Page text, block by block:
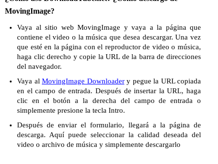
MovingImage?
Vaya al sitio web MovingImage y vaya a la página que
contiene el video o la música que desea descargar. Una vez
que esté en la página con el reproductor de video o música,
haga clic derecho y copie la URL de la barra de direcciones
del navegador.
Vaya al MovingImage Downloadery pegue la URL copiada
en el campo de entrada. Después de insertar la URL, haga
clic en el botón a la derecha del campo de entrada o
simplemente presione la tecla Intro.
Después de enviar el formulario, llegará a la página de
descarga. Aquí puede seleccionar la calidad deseada del
video o archivo de música y simplemente descargarlo